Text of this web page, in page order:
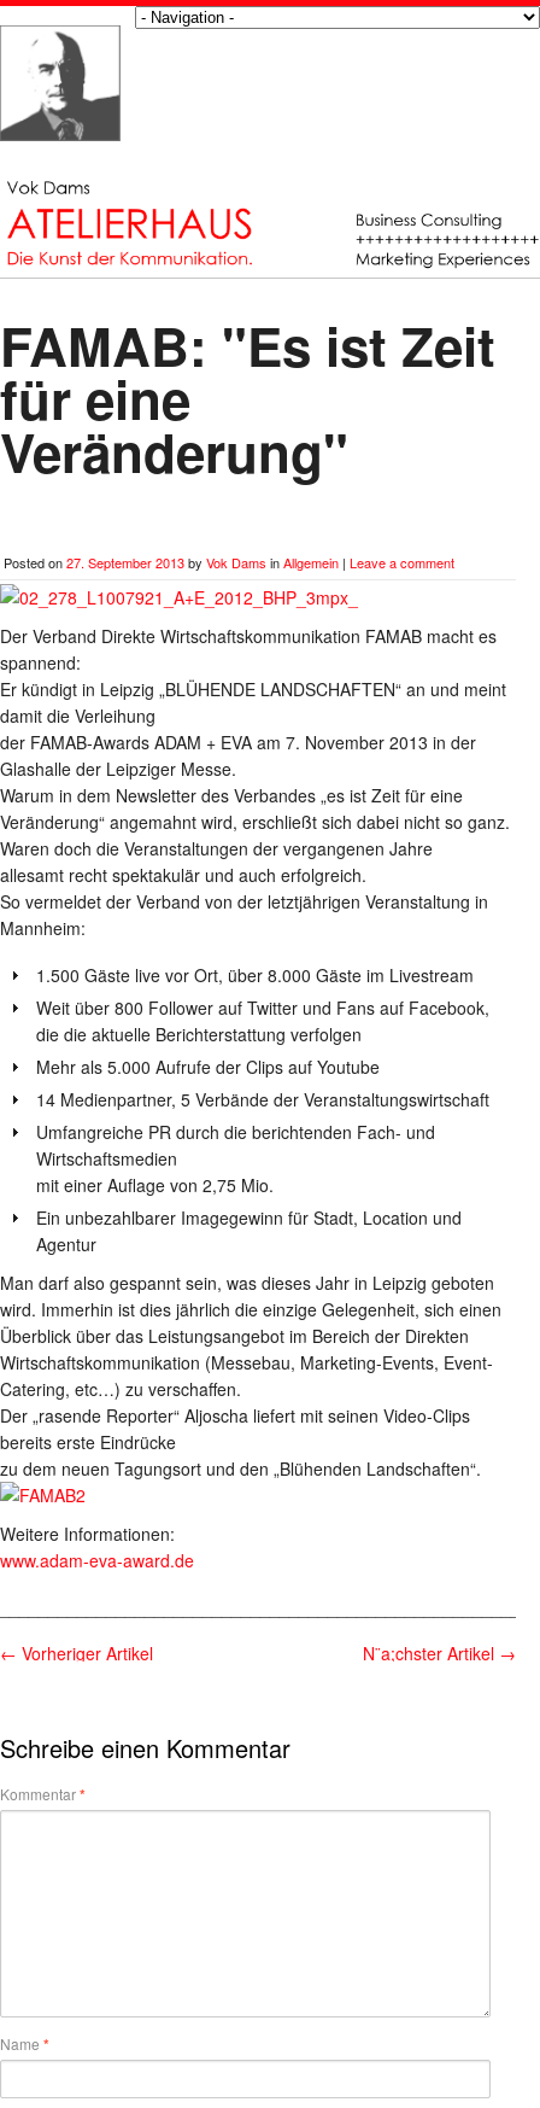
FAMAB: "Es ist Zeit
für eine
Veränderung"
Posted on27. September 2013by Vok Dams inAllgemein | Leave a comment
Der Verband Direkte Wirtschaftskommunikation FAMAB macht es
spannend:
Er kündigt in Leipzig „BLÜHENDE LANDSCHAFTEN“ an und meint
damit die Verleihung
der FAMAB-Awards ADAM + EVA am 7. November 2013 in der
Glashalle der Leipziger Messe.
Warum in dem Newsletter des Verbandes „es ist Zeit für eine
Veränderung“ angemahnt wird, erschließt sich dabei nicht so ganz.
Waren doch die Veranstaltungen der vergangenen Jahre
allesamt recht spektakulär und auch erfolgreich.
So vermeldet der Verband von der letztjährigen Veranstaltung in
Mannheim:
1.500 Gäste live vor Ort, über 8.000 Gäste im Livestream
Weit über 800 Follower auf Twitter und Fans auf Facebook,
die die aktuelle Berichterstattung verfolgen
Mehr als 5.000 Aufrufe der Clips auf Youtube
14 Medienpartner, 5 Verbände der Veranstaltungswirtschaft
Umfangreiche PR durch die berichtenden Fach- und
Wirtschaftsmedien
mit einer Auflage von 2,75 Mio.
Ein unbezahlbarer Imagegewinn für Stadt, Location und
Agentur
Man darf also gespannt sein, was dieses Jahr in Leipzig geboten
wird. Immerhin ist dies jährlich die einzige Gelegenheit, sich einen
Überblick über das Leistungsangebot im Bereich der Direkten
Wirtschaftskommunikation (Messebau, Marketing-Events, Event-
Catering, etc…) zu verschaffen.
Der „rasende Reporter“ Aljoscha liefert mit seinen Video-Clips
bereits erste Eindrücke
zu dem neuen Tagungsort und den „Blühenden Landschaften“.
Weitere Informationen:
www.adam-eva-award.de
← Vorheriger Artikel N¨a;chster Artikel →
Schreibe einen Kommentar
Kommentar*
Name *